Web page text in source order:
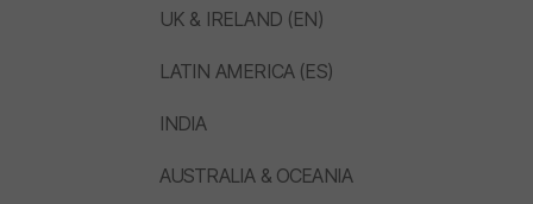
UK & IRELAND (EN)
LATIN AMERICA (ES)
INDIA
AUSTRALIA & OCEANIA